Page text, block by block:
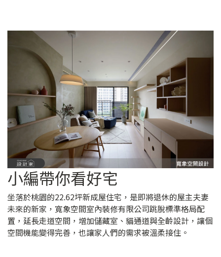
小編帶你看好宅
坐落於桃園的22.62坪新成屋住宅，是即將退休的屋主夫妻
未來的新家，寬象空間室內裝修有限公司跳脫標準格局配
置，延長走道空間，增加儲藏室、貓通道與全齡設計，讓個
空間機能變得完善，也讓家人們的需求被溫柔接住。